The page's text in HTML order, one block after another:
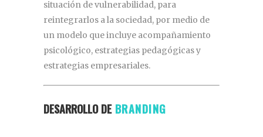
situación de vulnerabilidad, para
reintegrarlos a la sociedad, por medio de
un modelo que incluye acompañamiento
psicológico, estrategias pedagógicas y
estrategias empresariales.
DESARROLLO DE BRANDING